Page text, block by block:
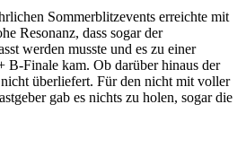
Sommerblitzevents erreichte mit
Resonanz, dass sogar der
werden musste und es zu einer
B-Finale kam. Ob darüber hinaus der
überliefert. Für den nicht mit voller
gab es nichts zu holen, sogar die